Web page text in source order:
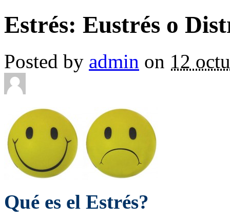
Estrés: Eustrés o
Posted by admin on 12
Qué es el Estrés?